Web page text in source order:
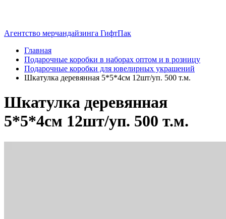
Агентство мерчандайзинга ГифтПак
Главная
Подарочные коробки в наборах оптом и в розницу
Подарочные коробки для ювелирных украшений
Шкатулка деревянная 5*5*4см 12шт/уп. 500 т.м.
Шкатулка деревянная
5*5*4см 12шт/уп. 500 т.м.